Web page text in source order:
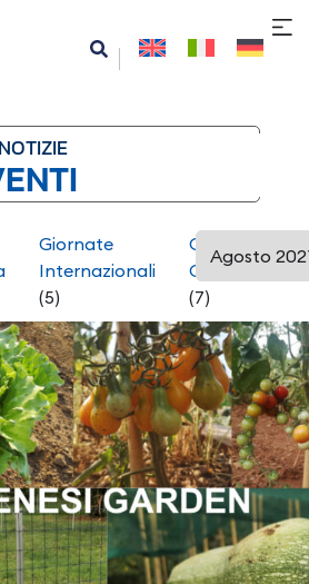
Giornate
Internazionali
(5)
Go
Green
(7)
relative alla privacy